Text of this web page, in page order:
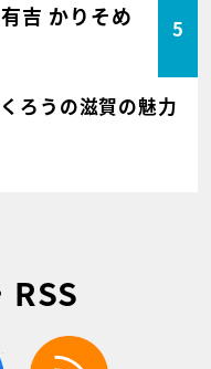
吉 かりそめ
5
ろうの滋賀の魅力
RSS
facebook